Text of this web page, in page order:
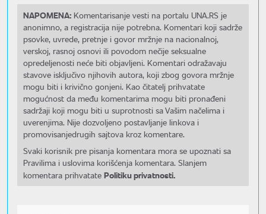
NAPOMENA: Komentarisanje vesti na portalu UNA.RS je
anonimno, a registracija nije potrebna. Komentari koji sadrže
psovke, uvrede, pretnje i govor mržnje na nacionalnoj,
verskoj, rasnoj osnovi ili povodom nečije seksualne
opredeljenosti neće biti objavljeni. Komentari odražavaju
stavove isključivo njihovih autora, koji zbog govora mržnje
mogu biti i krivično gonjeni. Kao čitatelj prihvatate
mogućnost da među komentarima mogu biti pronađeni
sadržaji koji mogu biti u suprotnosti sa Vašim načelima i
uverenjima. Nije dozvoljeno postavljanje linkova i
promovisanjedrugih sajtova kroz komentare.
Svaki korisnik pre pisanja komentara mora se upoznati sa
Pravilima i uslovima korišćenja komentara. Slanjem
komentara prihvatate Politiku privatnosti.